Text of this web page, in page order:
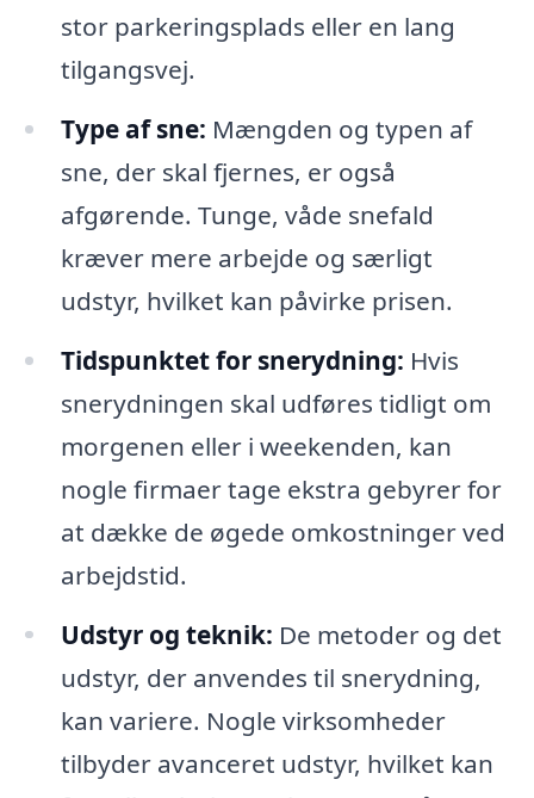
stor parkeringsplads eller en lang
tilgangsvej.
Type af sne: Mængden og typen af
sne, der skal fjernes, er også
afgørende. Tunge, våde snefald
kræver mere arbejde og særligt
udstyr, hvilket kan påvirke prisen.
Tidspunktet for snerydning: Hvis
snerydningen skal udføres tidligt om
morgenen eller i weekenden, kan
nogle firmaer tage ekstra gebyrer for
at dække de øgede omkostninger ved
arbejdstid.
Udstyr og teknik: De metoder og det
udstyr, der anvendes til snerydning,
kan variere. Nogle virksomheder
tilbyder avanceret udstyr, hvilket kan